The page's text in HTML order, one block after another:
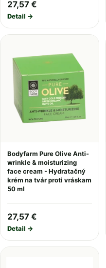
27,57 €
Detail →
Bodyfarm Pure Olive Anti-
wrinkle & moisturizing
face cream - Hydratačný
krém na tvár proti vráskam
50 ml
27,57 €
Detail →